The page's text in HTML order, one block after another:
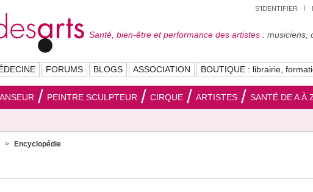
S'IDENTIFIER
Santé, bien-être et performance des artistes : musiciens,
FORUMS BLOGS ASSOCIATION BOUTIQUE : librairie,
PEINTRE SCULPTEUR CIRQUE ARTISTES SANTÉ DE A À
Encyclopédie